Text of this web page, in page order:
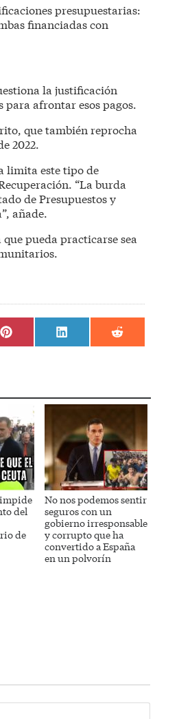
presupuestarias:
financiadas con
la justificación
afrontar esos pagos.
que también reprocha
2022.
limita este tipo de
“La burda
de Presupuestos y
añade.
pueda practicarse sea
Compartir
en
Compartir
en
Compartir
en
del
de
No nos podemos sentir
seguros con un
gobierno irresponsable
y corrupto que ha
convertido a España
en un polvorín